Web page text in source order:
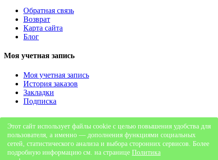
Обратная связь
Возврат
Карта сайта
Блог
Моя учетная запись
Моя учетная запись
История заказов
Закладки
Подписка
Обратная связь
г. Уфа, ул. Бакалинская д.3, ТЦ "Дуван", 2 этаж
8 (960) 383 15 15
zakaz_ayurveda@mail.ru
Этот сайт использует файлы cookie с целью повышения удобства для
пользователя, а именно — дополнения функциями социальных
сетей, статистического анализа и выбора сторонних сервисов. Более
подробную информацию см. на странице Политика